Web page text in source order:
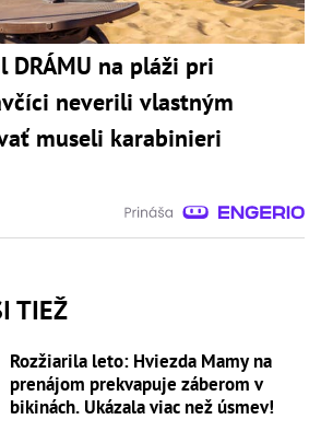
DRÁMU na pláži pri
neverili vlastným
museli karabinieri
TIEŽ
Rozžiarila leto: Hviezda Mamy na
prenájom prekvapuje záberom v
bikinách. Ukázala viac než úsmev!